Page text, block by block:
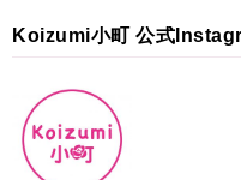
Koizumi小町 公式